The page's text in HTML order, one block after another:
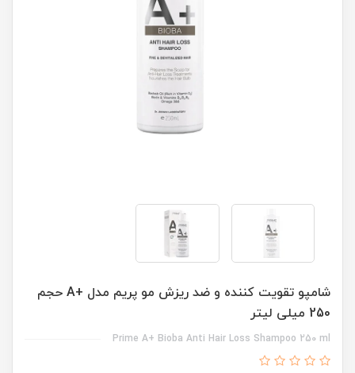
شامپو تقویت کننده و ضد ریزش مو پریم مدل +A حجم
250 میلی لیتر
Prime A+ Bioba Anti Hair Loss Shampoo 250 ml